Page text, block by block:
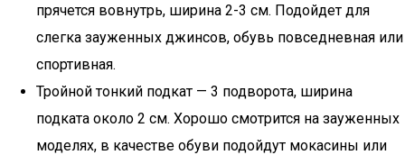
прячется вовнутрь, ширина 2-3 см. Подойдет для
слегка зауженных джинсов, обувь повседневная или
спортивная.
Тройной тонкий подкат — 3 подворота, ширина
подката около 2 см. Хорошо смотрится на зауженных
моделях, в качестве обуви подойдут мокасины или